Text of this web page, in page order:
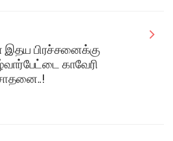
இதய பிரச்சனைக்கு
காவேரி